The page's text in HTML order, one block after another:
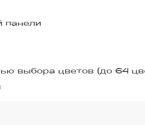
панели
выбора цветов (до 64